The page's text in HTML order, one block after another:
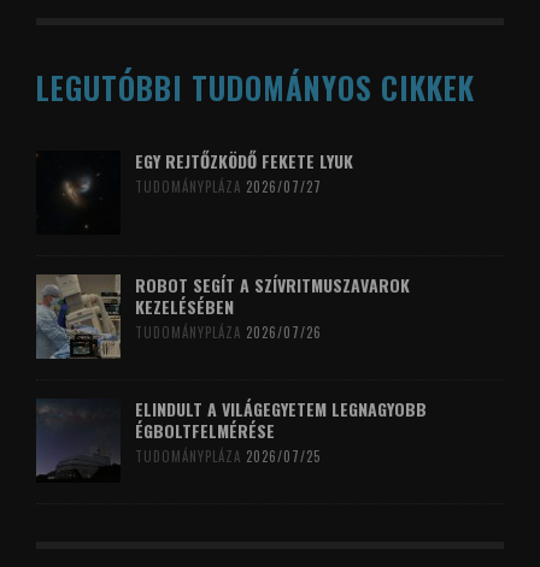
LEGUTÓBBI TUDOMÁNYOS CIKKEK
EGY REJTŐZKÖDŐ FEKETE LYUK
TUDOMÁNYPLÁZA 2026/07/27
ROBOT SEGÍT A SZÍVRITMUSZAVAROK
KEZELÉSÉBEN
TUDOMÁNYPLÁZA 2026/07/26
ELINDULT A VILÁGEGYETEM LEGNAGYOBB
ÉGBOLTFELMÉRÉSE
TUDOMÁNYPLÁZA 2026/07/25